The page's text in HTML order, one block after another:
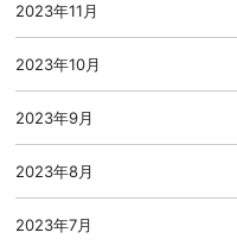
2023年11月
2023年10月
2023年9月
2023年8月
2023年7月